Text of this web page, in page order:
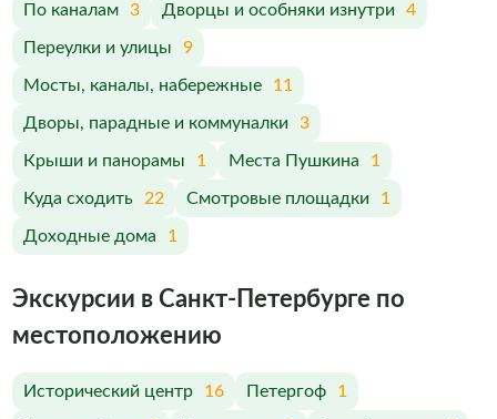
По каналам 3 Дворцы и особняки изнутри 4
Переулки и улицы 9
Мосты, каналы, набережные 11
Дворы, парадные и коммуналки 3
Крыши и панорамы 1 Места Пушкина 1
Куда сходить 22 Смотровые площадки 1
Доходные дома 1
Экскурсии в Санкт-Петербурге по
меcтоположению
Исторический центр 16 Петергоф 1